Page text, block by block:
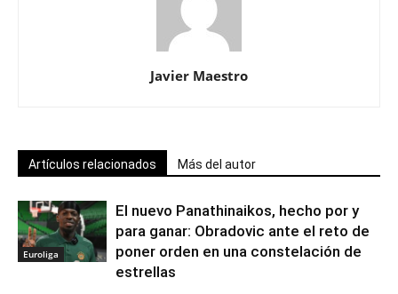
Javier Maestro
Artículos relacionados Más del autor
Euroliga
El nuevo Panathinaikos, hecho por y
para ganar: Obradovic ante el reto de
poner orden en una constelación de
estrellas